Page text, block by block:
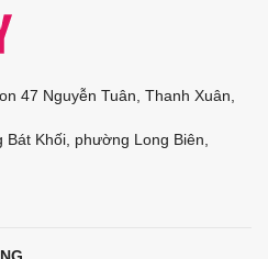
47 Nguyễn Tuân, Thanh Xuân,
Khối, phường Long Biên,